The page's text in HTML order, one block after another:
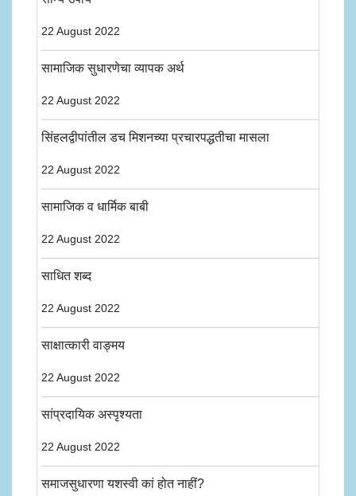
22 August 2022
सामाजिक सुधारणेचा व्यापक अर्थ
22 August 2022
सिंहलद्वीपांतील डच मिशनच्या प्रचारपद्धतीचा मासला
22 August 2022
सामाजिक व धार्मिक बाबी
22 August 2022
साधित शब्द
22 August 2022
साक्षात्कारी वाङ्मय
22 August 2022
सांप्रदायिक अस्पृश्यता
22 August 2022
समाजसुधारणा यशस्वी कां होत नाहीं?